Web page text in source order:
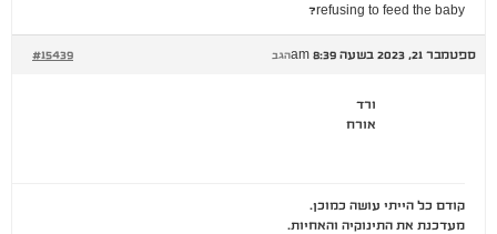
refusing to feed the baby?
ספטמבר 21, 2023 בשעה 8:39 am #15439 הגב
ורד
אורח
קודם כל הייתי עושה כמוכן.
מעדכנת את התינוקיה והאחיות.